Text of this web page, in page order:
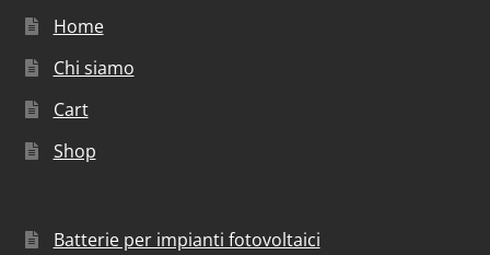
Home
Chi siamo
Cart
Shop
Batterie per impianti fotovoltaici